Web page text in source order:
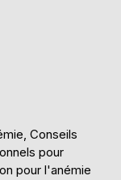
Conseils
pour
pour l'anémie